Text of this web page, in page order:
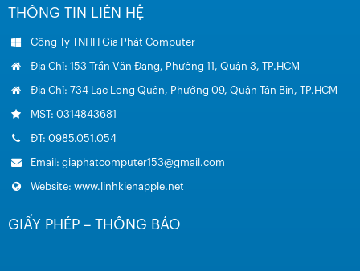
THÔNG TIN LIÊN HỆ
Công Ty TNHH Gia Phát Computer
Địa Chỉ: 153 Trần Văn Đang, Phường 11, Quận 3, TP.HCM
Địa Chỉ: 734 Lạc Long Quân, Phường 09, Quận Tân Bin, TP.HCM
MST: 0314843681
ĐT: 0985.051.054
Email: giaphatcomputer153@gmail.com
Website: www.linhkienapple.net
GIẤY PHÉP – THÔNG BÁO